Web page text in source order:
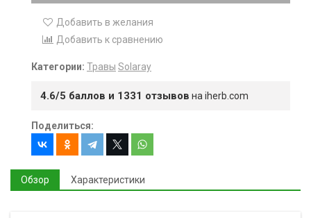
Добавить в желания
Добавить к сравнению
Категории: Травы Solaray
4.6/5 баллов и 1331 отзывов на iherb.com
Поделиться:
Обзор Характеристики